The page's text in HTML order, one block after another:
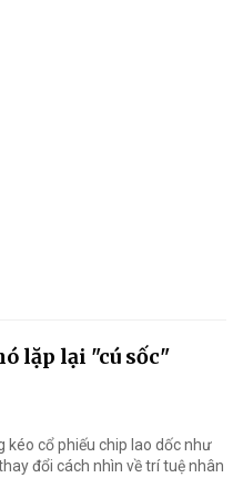
lặp lại "cú sốc"
cổ phiếu chip lao dốc như
đổi cách nhìn về trí tuệ nhân